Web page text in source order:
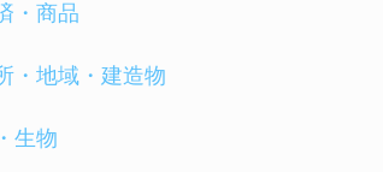
・商品
・地域・建造物
生物